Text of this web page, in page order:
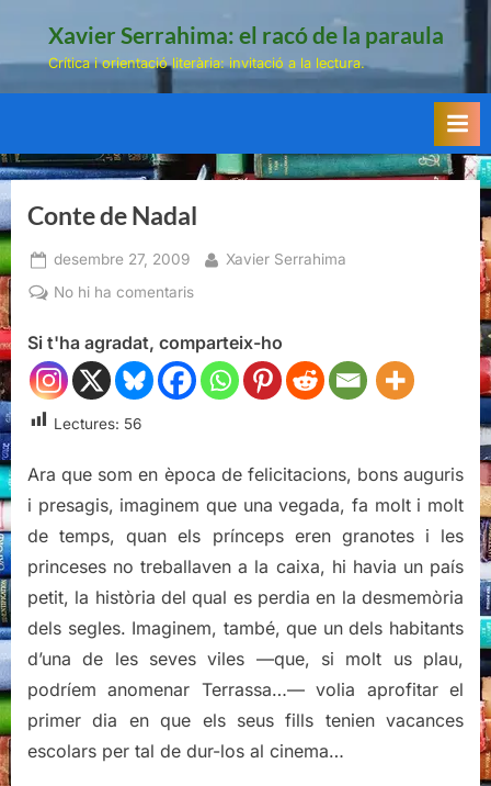
Xavier Serrahima: el racó de la paraula
Crítica i orientació literària: invitació a la lectura.
Conte de Nadal
Posted
on
desembre 27, 2009 By
Xavier Serrahima
No hi ha comentarisa
de
Nadal
Si t'ha agradat, comparteix-ho
Lectures: 56
Ara que som en època de felicitacions, bons auguris
i presagis, imaginem que una vegada, fa molt i molt
de temps, quan els prínceps eren granotes i les
princeses no treballaven a la caixa, hi havia un país
petit, la història del qual es perdia en la desmemòria
dels segles. Imaginem, també, que un dels habitants
d’una de les seves viles —que, si molt us plau,
podríem anomenar Terrassa…— volia aprofitar el
primer dia en que els seus fills tenien vacances
escolars per tal de dur-los al cinema…